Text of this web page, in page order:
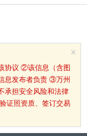
×
协议 ②该信息（含图
息发布者负责 ③万州
承担安全风险和法律
证照资质、签订交易